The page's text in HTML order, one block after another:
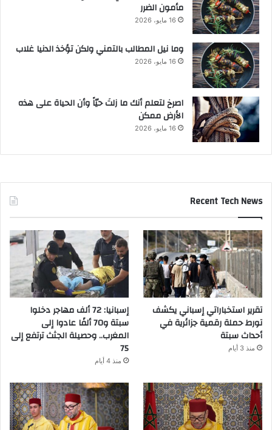
مأمون الضرر
16 مايو، 2026
وما نيل المطالب بالتمني ولكن تؤخذ الدنيا غلاب
16 مايو، 2026
‫اصرخ لتعلم أنك ما زلتَ حيّاً وأن الحياة على هذه
الأرض ممكن
16 مايو، 2026
Recent Tech News
تقرير استخباراتي إسباني يكشف
تورط حملة رقمية جزائرية في
أحداث سبتة
منذ 3 أيام
إسبانيا: 72 ألف مهاجر دخلوا
سبتة و70 ألفًا عادوا إلى
المغرب.. وحصيلة الجثث ترتفع إلى
75
منذ 4 أيام